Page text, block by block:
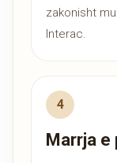
zakonisht
Interac.
Marrja